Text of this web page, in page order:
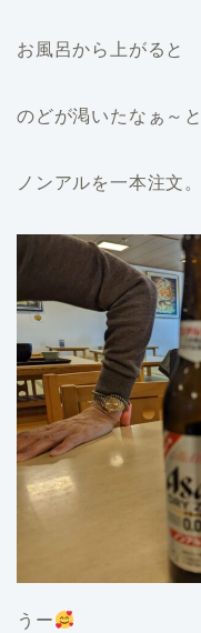
お風呂から上がると
のどが渇いたなぁ～と
ノンアルを一本注文。
うー